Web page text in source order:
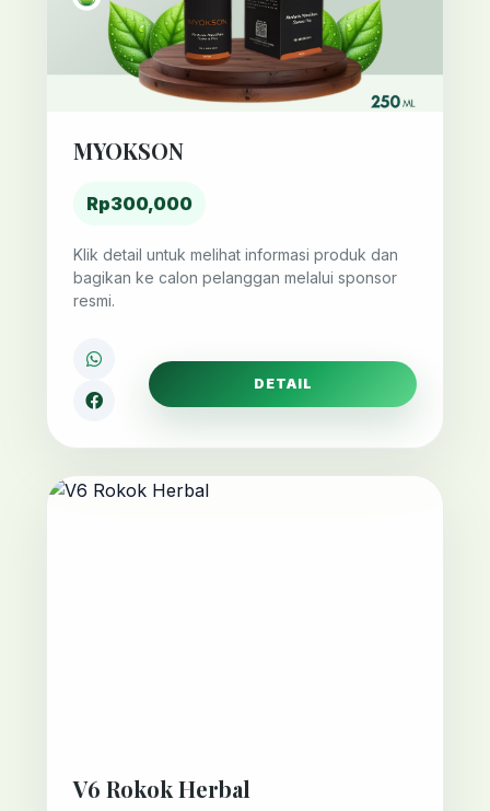
MYOKSON
Rp300,000
Klik detail untuk melihat informasi produk dan
bagikan ke calon pelanggan melalui sponsor
resmi.
DETAIL
V6 Rokok Herbal